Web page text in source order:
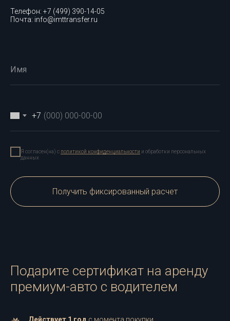
Телефон: +7 (499) 390-14-05
Почта: info@imttransfer.ru
Имя
+7
Я согласен(на) с политикой конфиденциальности и обработки персональных
данных
Получить фиксированный расчет
Подарите сертификат на аренду
премиум-авто с водителем